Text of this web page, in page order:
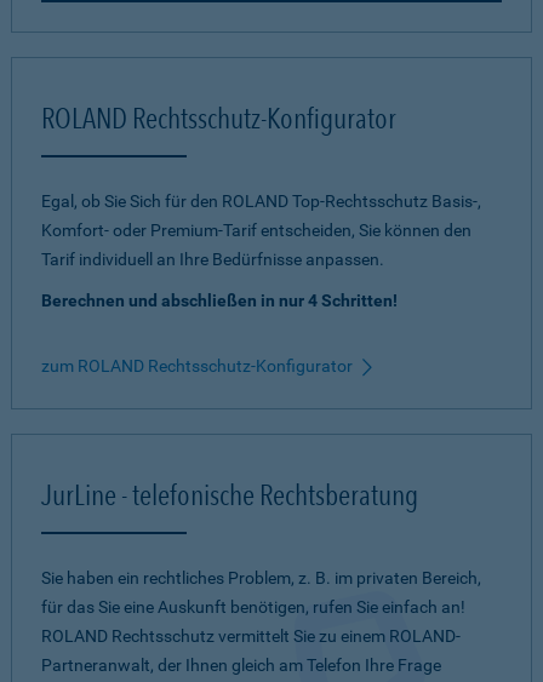
ROLAND Rechtsschutz-Konfigurator
Egal, ob Sie Sich für den ROLAND Top-Rechtsschutz Basis-,
Komfort- oder Premium-Tarif entscheiden, Sie können den
Tarif individuell an Ihre Bedürfnisse anpassen.
Berechnen und abschließen in nur 4 Schritten!
zum ROLAND Rechtsschutz-Konfigurator
JurLine - telefonische Rechtsberatung
Sie haben ein rechtliches Problem, z. B. im privaten Bereich,
für das Sie eine Auskunft benötigen, rufen Sie einfach an!
ROLAND Rechtsschutz vermittelt Sie zu einem ROLAND-
Partneranwalt, der Ihnen gleich am Telefon Ihre Frage